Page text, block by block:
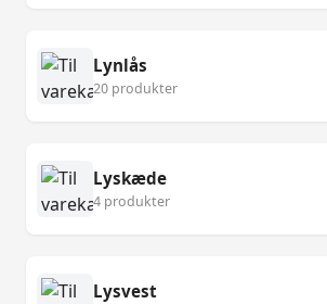
Lynlås
20 produkter
Lyskæde
4 produkter
Lysvest